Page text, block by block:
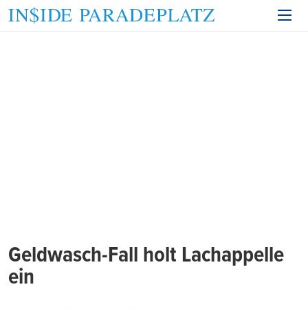
Geldwasch-Fall holt Lachappelle
ein